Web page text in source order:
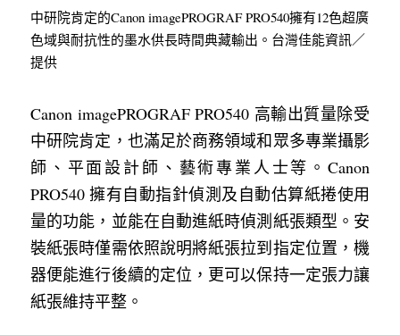
中研院肯定的Canon imagePROGRAF PRO540擁有12色超廣
色域與耐抗性的墨水供長時間典藏輸出。台灣佳能資訊／
提供
Canon imagePROGRAF PRO540 高輸出質量除受
中研院肯定，也滿足於商務領域和眾多專業攝影
師、平面設計師、藝術專業人士等。Canon
PRO540 擁有自動指針偵測及自動估算紙捲使用
量的功能，並能在自動進紙時偵測紙張類型。安
裝紙張時僅需依照說明將紙張拉到指定位置，機
器便能進行後續的定位，更可以保持一定張力讓
紙張維持平整。